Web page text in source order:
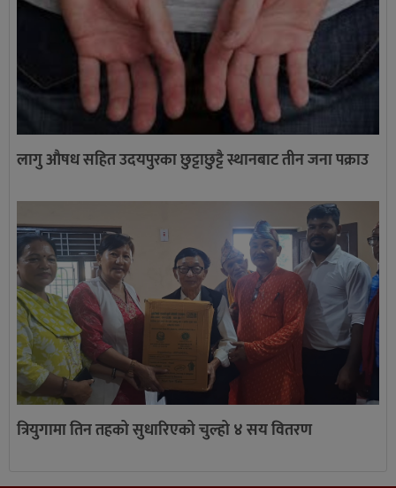
लागु औषध सहित उदयपुरका छुट्टाछुट्टै स्थानबाट तीन जना पक्राउ
त्रियुगामा तिन तहको सुधारिएको चुल्हो ४ सय वितरण